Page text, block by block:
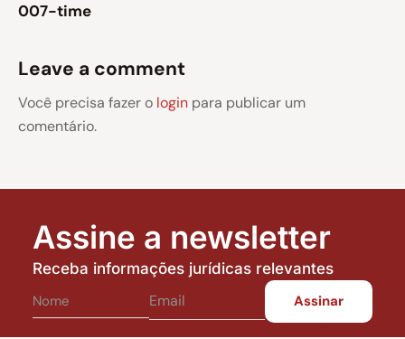
007-time
Leave a comment
Você precisa fazer o login para publicar um
comentário.
Assine a newsletter
Receba informações jurídicas relevantes